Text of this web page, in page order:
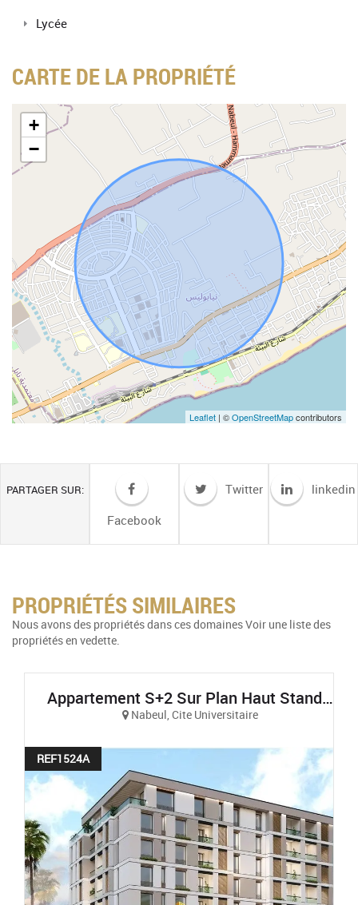
Lycée
CARTE DE LA PROPRIÉTÉ
+
−
Leaflet | ©OpenStreetMapcontributors
PARTAGER SUR:
Facebook
Twitter linkedin
PROPRIÉTÉS SIMILAIRES
Nous avons des propriétés dans ces domaines Voir une liste des
propriétés en vedette.
Appartement S+2 Sur Plan Haut Standing Et Vue Sur Mer À AFH Mrezga, Cité El Wafa, Nabeul
Nabeul, Cite Universitaire
REF1524A